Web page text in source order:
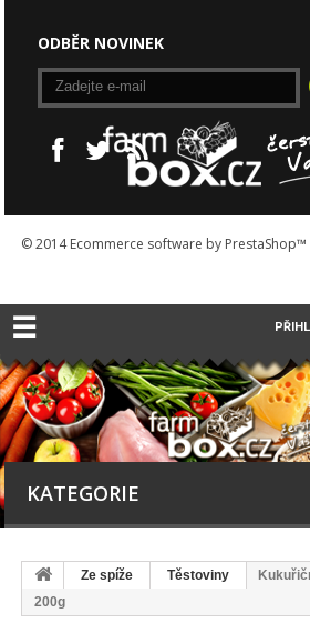
© 2014Ecommerce software by PrestaShop™
ODBĚR NOVINEK
☰
KATEGORIE
Ze spíže Těstoviny
200g